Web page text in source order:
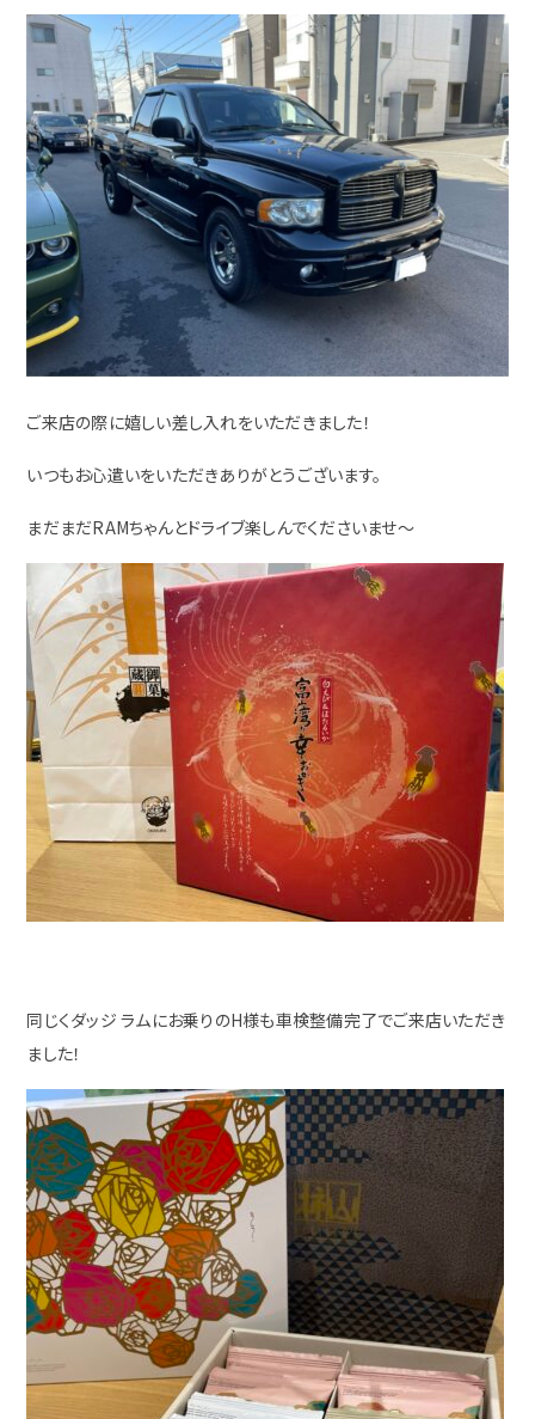
ご来店の際に嬉しい差し入れをいただきました！
いつもお心遣いをいただきありがとうございます。
まだまだRAMちゃんとドライブ楽しんでくださいませ～
同じくダッジ ラムにお乗りのH様も車検整備完了でご来店いただき
ました！